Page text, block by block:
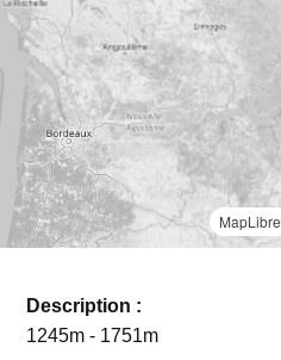
MapLibre
Description :
1245m - 1751m